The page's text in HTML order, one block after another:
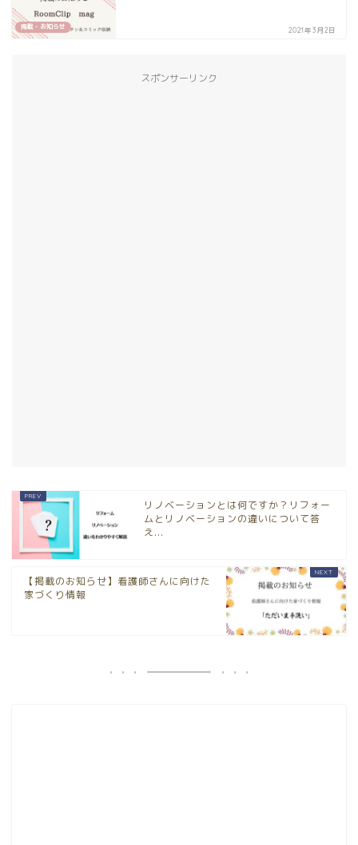
掲載・お知らせ 2021年3月2日
スポンサーリンク
リノベーションとは何ですか？リフォー
ムとリノベーションの違いについて答
え...
【掲載のお知らせ】看護師さんに向けた
家づくり情報